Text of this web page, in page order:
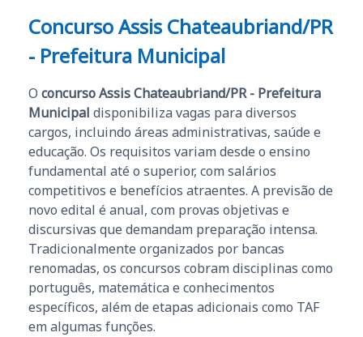
Concurso Assis Chateaubriand/PR
- Prefeitura Municipal
O concurso Assis Chateaubriand/PR - Prefeitura
Municipal disponibiliza vagas para diversos
cargos, incluindo áreas administrativas, saúde e
educação. Os requisitos variam desde o ensino
fundamental até o superior, com salários
competitivos e benefícios atraentes. A previsão de
novo edital é anual, com provas objetivas e
discursivas que demandam preparação intensa.
Tradicionalmente organizados por bancas
renomadas, os concursos cobram disciplinas como
português, matemática e conhecimentos
específicos, além de etapas adicionais como TAF
em algumas funções.